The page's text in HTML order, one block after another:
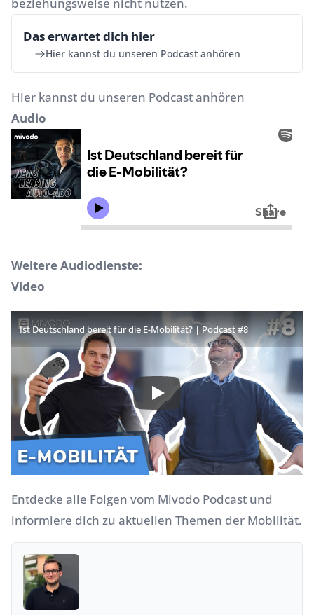
beziehungsweise nicht nutzen.
Das erwartet dich hier
Hier kannst du unseren Podcast anhören
Hier kannst du unseren Podcast anhören
Audio
Weitere Audiodienste:
Video
Ist Deutschland bereit für die E-Mobilität? | Podcast #8
Entdecke alle Folgen vom Mivodo Podcast und
informiere dich zu aktuellen Themen der Mobilität.